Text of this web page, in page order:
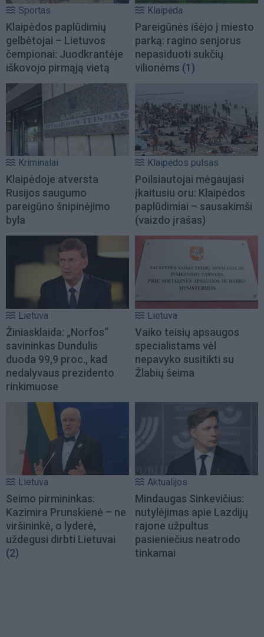
Sportas
Klaipėdos paplūdimių
gelbėtojai – Lietuvos
čempionai: Juodkrantėje
iškovojo pirmąją vietą
Klaipėda
Pareigūnės išėjo į miesto
parką: ragino senjorus
nepasiduoti sukčių
vilionėms (1)
Kriminalai
Klaipėdoje atversta
Rusijos saugumo
pareigūno šnipinėjimo
byla
Klaipėdos pulsas
Poilsiautojai mėgaujasi
įkaitusiu oru: Klaipėdos
paplūdimiai – sausakimši
(vaizdo įrašas)
Lietuva
Žiniasklaida: „Norfos“
savininkas Dundulis
duoda 99,9 proc., kad
nedalyvaus prezidento
rinkimuose
Lietuva
Vaiko teisių apsaugos
specialistams vėl
nepavyko susitikti su
Žlabių šeima
Lietuva
Seimo pirmininkas:
Kazimira Prunskienė – ne
viršininkė, o lyderė,
uždegusi dirbti Lietuvai
(2)
Aktualijos
Mindaugas Sinkevičius:
nutylėjimas apie Lazdijų
rajone užpultus
pasieniečius neatrodo
tinkamai